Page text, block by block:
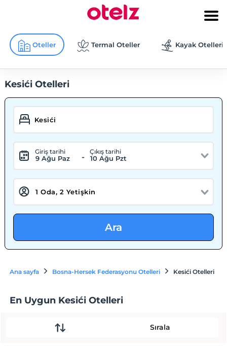
Oteller Termal Oteller Kayak Otelleri
Kesići Otelleri
Giriş tarihi
9 Ağu Paz -
Çıkış tarihi
10 Ağu Pzt
Ara
Ana sayfa Bosna-Hersek Federasyonu Otelleri Kesići Otelleri
En Uygun Kesići Otelleri
Sırala